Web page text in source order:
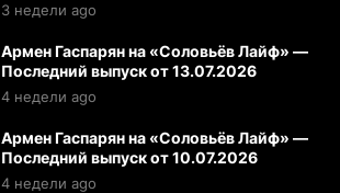
3 недели ago
Армен Гаспарян на «Соловьёв Лайф» —
Последний выпуск от 13.07.2026
4 недели ago
Армен Гаспарян на «Соловьёв Лайф» —
Последний выпуск от 10.07.2026
4 недели ago